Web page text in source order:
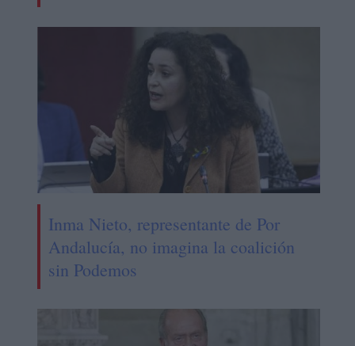
Inma Nieto, representante de Por
Andalucía, no imagina la coalición
sin Podemos